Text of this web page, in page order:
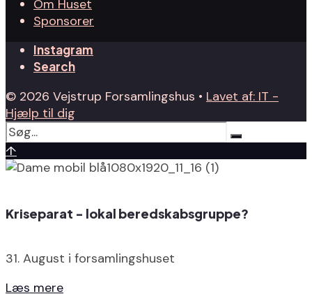
Om Huset
Sponsorer
Instagram
Search
© 2026 Vejstrup Forsamlingshus • Lavet af: IT -
Hjælp til dig
↑
Kriseparat - lokal beredskabsgruppe?
31. August i forsamlingshuset
Læs mere